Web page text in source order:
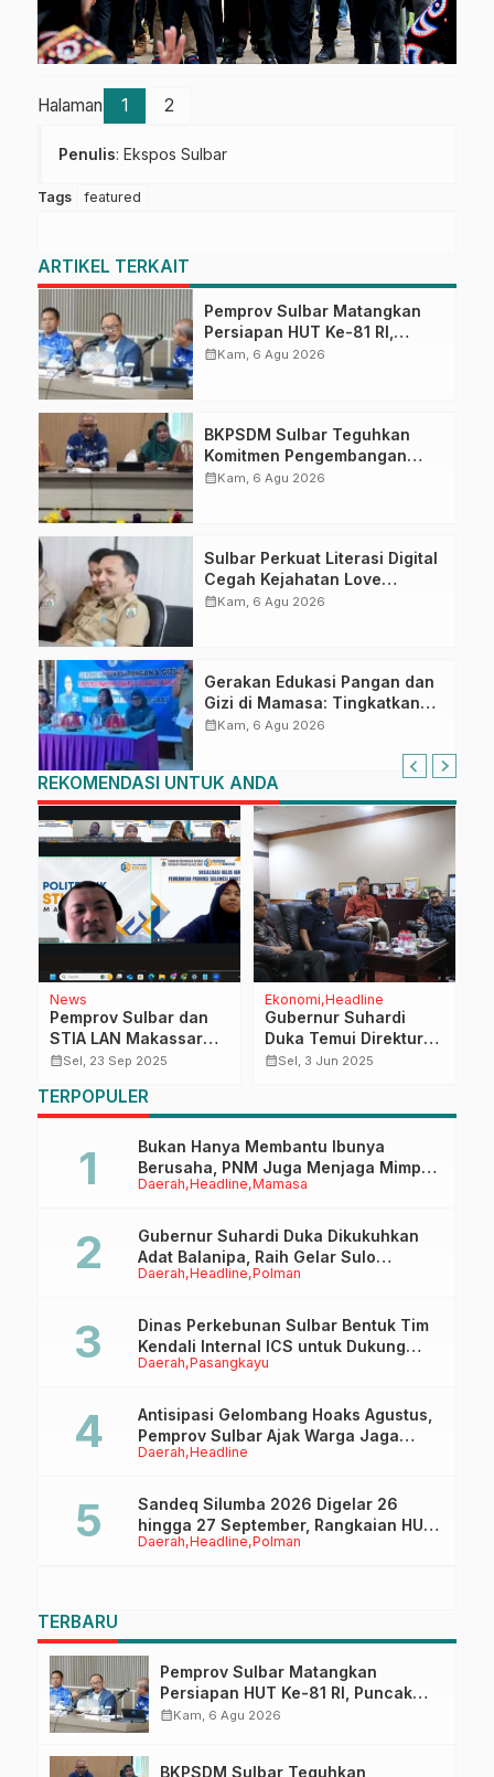
Halaman 1 2
Penulis: Ekspos Sulbar
Tags featured
ARTIKEL TERKAIT
Pemprov Sulbar Matangkan
Persiapan HUT Ke-81 RI,
Puncak Upacara di Lapangan
calendar_monthKam, 6 Agu 2026
BKPSDM Sulbar Teguhkan
Komitmen Pengembangan
Kompetensi ASN melalui
calendar_monthKam, 6 Agu 2026
Sulbar Perkuat Literasi Digital
Cegah Kejahatan Love
Scamming
calendar_monthKam, 6 Agu 2026
Gerakan Edukasi Pangan dan
Gizi di Mamasa: Tingkatkan
Pengetahuan dan
calendar_monthKam, 6 Agu 2026
REKOMENDASI UNTUK ANDA
News
Pemprov Sulbar dan
STIA LAN Makassar
Dorong Peningkatan
Sosialisasi Kelas Kerja
Sama
calendar_monthSel, 23 Sep 2025
Ekonomi Headline
Gubernur Suhardi
Duka Temui Direktur
Lion Air, Upayakan
Rute Mamuju–
Makassar
calendar_monthSel, 3 Jun 2025
TERPOPULER
Daerah Headline Mamasa
Bukan Hanya Membantu Ibunya
Berusaha, PNM Juga Menjaga Mimpi
Anaknya Untuk Menggapai Cita-Cita
Daerah Headline Polman
Gubernur Suhardi Duka Dikukuhkan
Adat Balanipa, Raih Gelar Sulo
Tappidena
Daerah Pasangkayu
Dinas Perkebunan Sulbar Bentuk Tim
Kendali Internal ICS untuk Dukung
Sertifikasi ISPO Pekebun di
Daerah Headline
Antisipasi Gelombang Hoaks Agustus,
Pemprov Sulbar Ajak Warga Jaga
Ruang Digital
Daerah Headline Polman
Sandeq Silumba 2026 Digelar 26
hingga 27 September, Rangkaian HUT
Sulbar
TERBARU
Pemprov Sulbar Matangkan
Persiapan HUT Ke-81 RI, Puncak
Upacara di Lapangan Ahmad
calendar_monthKam, 6 Agu 2026
BKPSDM Sulbar Teguhkan